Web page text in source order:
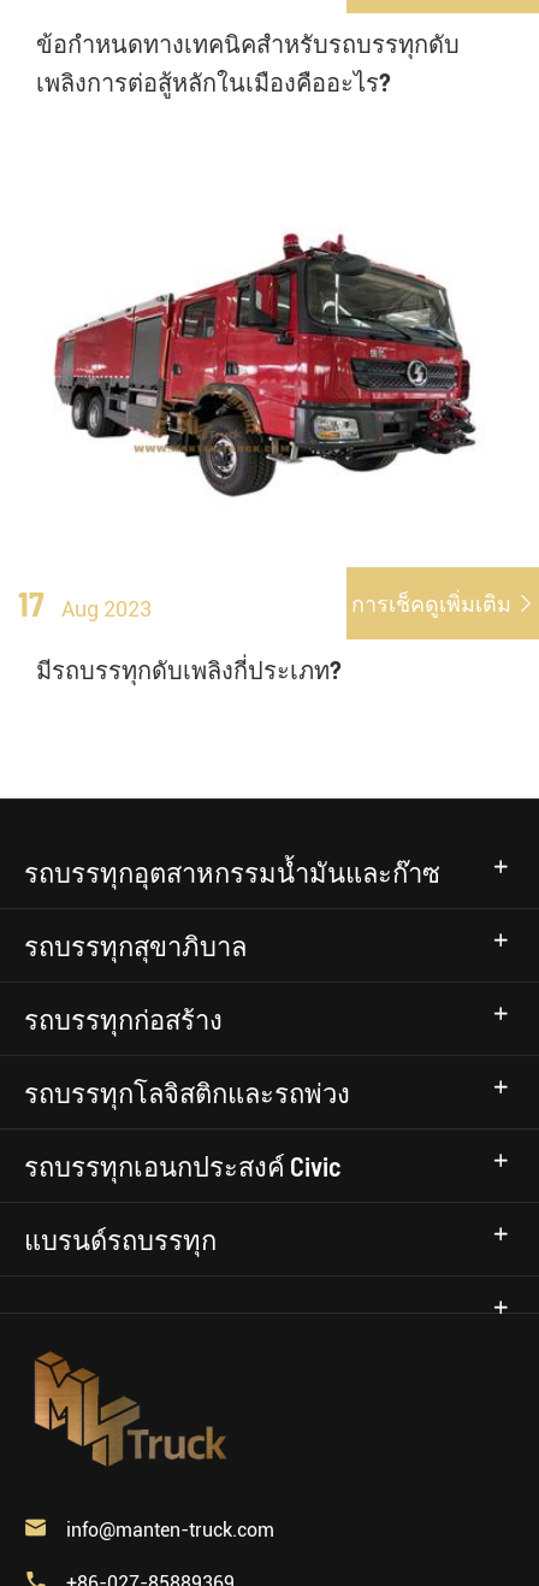
ข้อกำหนดทางเทคนิคสำหรับรถบรรทุกดับ
เพลิงการต่อสู้หลักในเมืองคืออะไร?
17 Aug 2023 การเช็คดูเพิ่มเติม 
มีรถบรรทุกดับเพลิงกี่ประเภท?
รถบรรทุกอุตสาหกรรมน้ำมันและก๊าซ
รถบรรทุกสุขาภิบาล
รถบรรทุกก่อสร้าง
รถบรรทุกโลจิสติกและรถพ่วง
รถบรรทุกเอนกประสงค์ Civic
แบรนด์รถบรรทุก
 info@manten-truck.com
